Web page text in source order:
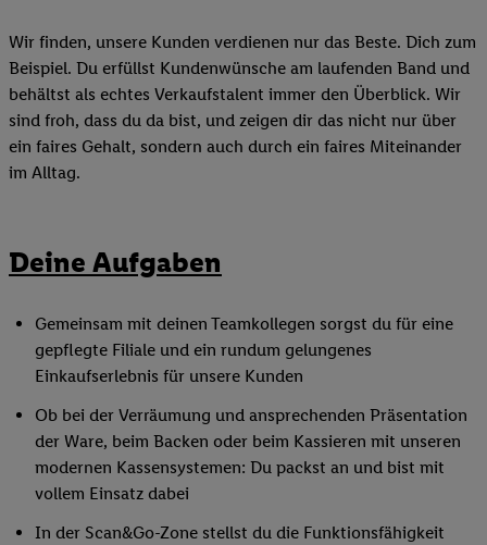
Wir finden, unsere Kunden verdienen nur das Beste. Dich zum
Beispiel. Du erfüllst Kundenwünsche am laufenden Band und
behältst als echtes Verkaufstalent immer den Überblick. Wir
sind froh, dass du da bist, und zeigen dir das nicht nur über
ein faires Gehalt, sondern auch durch ein faires Miteinander
im Alltag.
Deine Aufgaben
Gemeinsam mit deinen Teamkollegen sorgst du für eine
gepflegte Filiale und ein rundum gelungenes
Einkaufserlebnis für unsere Kunden
Ob bei der Verräumung und ansprechenden Präsentation
der Ware, beim Backen oder beim Kassieren mit unseren
modernen Kassensystemen: Du packst an und bist mit
vollem Einsatz dabei
In der Scan&Go-Zone stellst du die Funktionsfähigkeit